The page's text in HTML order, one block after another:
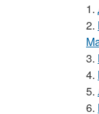
1.
2.
3.
4.
5.
6.